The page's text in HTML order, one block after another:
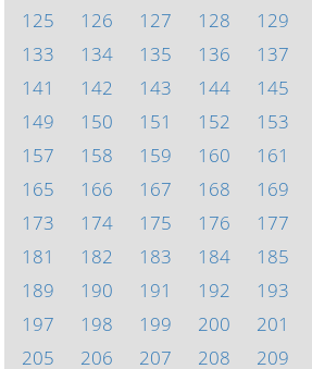
125
126 127 128 129
133
134 135 136 137
141
142 143 144 145
149
150 151 152 153
157
158 159 160 161
165
166 167 168 169
173
174 175 176 177
181
182 183 184 185
189
190 191 192 193
197
198 199 200 201
205
206 207 208 209